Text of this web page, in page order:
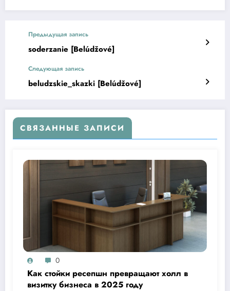
Предыдущая запись
soderzanie [Belúdžové]
Следующая запись
beludzskie_skazki [Belúdžové]
СВЯЗАННЫЕ ЗАПИСИ
0
Как стойки ресепшн превращают холл в
визитку бизнеса в 2025 году